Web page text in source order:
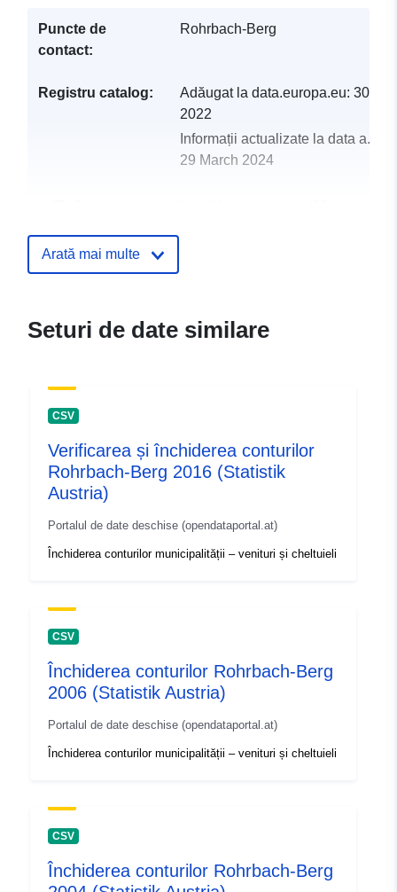
Puncte de
contact:
Rohrbach-Berg
Registru catalog: Adăugat la data.europa.eu: 30
2022
Informații actualizate la data
29 March 2024
Arată mai multe
Seturi de date similare
CSV
Verificarea și închiderea conturilor
Rohrbach-Berg 2016 (Statistik
Austria)
Portalul de date deschise (opendataportal.at)
Închiderea conturilor municipalității – venituri și cheltuieli
CSV
Închiderea conturilor Rohrbach-Berg
2006 (Statistik Austria)
Portalul de date deschise (opendataportal.at)
Închiderea conturilor municipalității – venituri și cheltuieli
CSV
Închiderea conturilor Rohrbach-Berg